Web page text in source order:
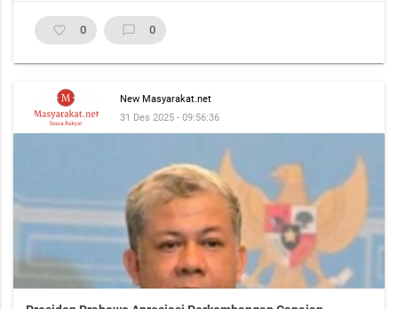
favorite_border 0 chat_bubble_outline 0
New Masyarakat.net
31 Des 2025 - 09:56:36